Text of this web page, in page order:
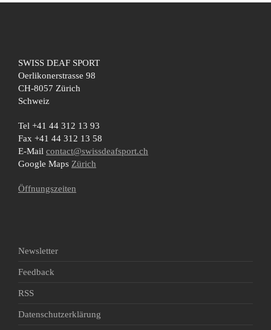
SWISS DEAF SPORT
Oerlikonerstrasse 98
CH-8057 Zürich
Schweiz
Tel +41 44 312 13 93
Fax +41 44 312 13 58
E-Mail contact@swissdeafsport.ch
Google Maps Zürich
Öffnungszeiten
Newsletter
Feedback
RSS
Datenschutzerklärung